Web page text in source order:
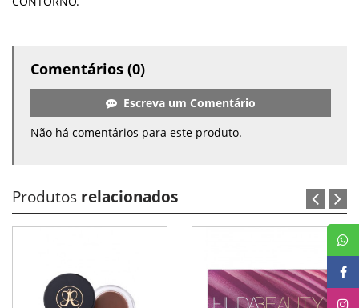
Comentários (0)
Escreva um Comentário
Não há comentários para este produto.
Produtos relacionados